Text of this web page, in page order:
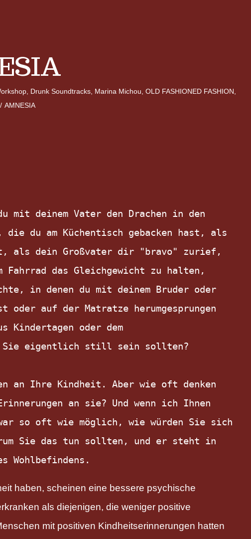
Drunk Soundtracks Marina Michou OLD FASHIONED FASHION
/ AMNESIA
mit deinem Vater den Drachen in den
du am Küchentisch gebacken hast, als
als dein Großvater dir "bravo" zurief,
das Gleichgewicht zu halten,
in denen du mit deinem Bruder oder
oder auf der Matratze herumgesprungen
Kindertagen oder dem
Sie eigentlich still sein sollten?
an Ihre Kindheit. Aber wie oft denken
an sie? Und wenn ich Ihnen
so oft wie möglich, wie würden Sie sich
Sie das tun sollten, und er steht in
Wohlbefindens.
haben, scheinen eine bessere psychische
als diejenigen, die weniger positive
mit positiven Kindheitserinnerungen hatten